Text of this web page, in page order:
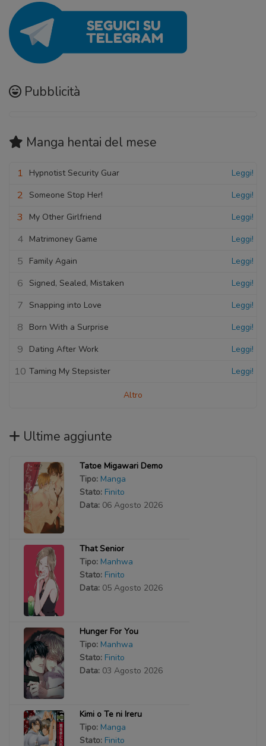
Capitolo 14
Capitolo 06
Pubblicità
Manga hentai del mese
1 Hypnotist Security Guar Leggi!
2 Someone Stop Her! Leggi!
3 My Other Girlfriend Leggi!
4 Matrimoney Game Leggi!
5 Family Again Leggi!
6 Signed, Sealed, Mistaken Leggi!
7 Snapping into Love Leggi!
8 Born With a Surprise Leggi!
9 Dating After Work Leggi!
10 Taming My Stepsister Leggi!
Altro
Ultime aggiunte
Tatoe Migawari Demo
Tipo: Manga
Stato: Finito
Data: 06 Agosto 2026
That Senior
Tipo: Manhwa
Stato: Finito
Data: 05 Agosto 2026
Hunger For You
Tipo: Manhwa
Stato: Finito
Data: 03 Agosto 2026
Kimi o Te ni Ireru
Tipo: Manga
Stato: Finito